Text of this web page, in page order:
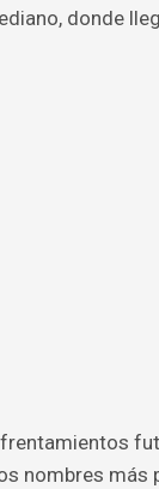
donde
nombres más